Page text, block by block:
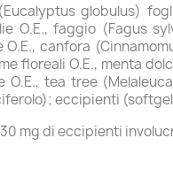
globulus)
O.E., faggio (Fagus
canfora
floreali O.E., menta
tea tree
eccipienti
mg di eccipienti